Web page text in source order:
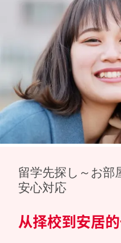
留学先探し～お部
安心対応
从择校到安居